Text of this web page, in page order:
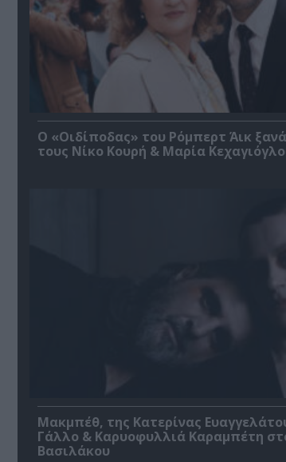
O «Οιδίποδας» του Ρόμπερτ Άικ
τους Νίκο Κουρή & Μαρία
Μακμπέθ, της Κατερίνας
Γάλλο & Καρυοφυλλιά Καραμπέτη
Βασιλάκου